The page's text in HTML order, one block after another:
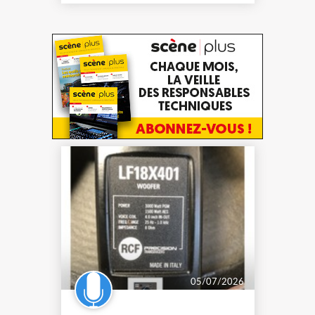
Ohm Sensibilit...
05/07/2026